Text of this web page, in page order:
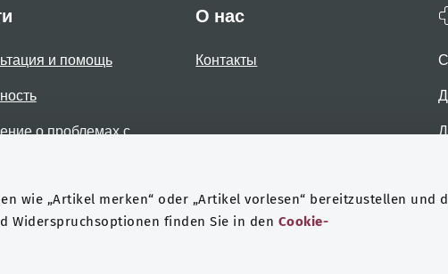
wie „Artikel merken“ oder „Artikel vorlesen“ bereitzustellen und
Widerspruchsoptionen finden Sie in den Cookie-
и помощь
о проблемах с
О нас
Контакты